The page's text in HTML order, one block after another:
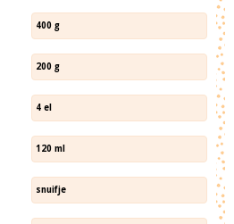
400 g
200 g
4 el
120 ml
snuifje